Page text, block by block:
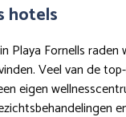
hotels
Playa Fornells raden
Veel van de
eigen